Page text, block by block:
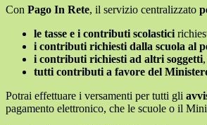
Con Pago In Rete, il servizio centralizzato
le tasse e i contributi scolastici
i contributi richiesti dalla scuola al
i contributi richiesti ad altri soggetti
tutti contributi a favore del
Potrai effettuare i versamenti per tutti gli
pagamento elettronico, che le scuole o il